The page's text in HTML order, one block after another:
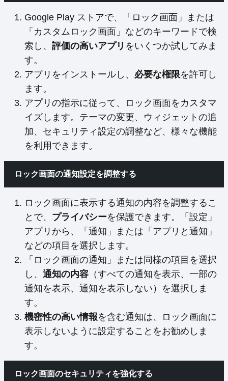
Google Play ストアで、「ロック画面」または
「カスタムロック画面」などのキーワードで検
索し、 評価の高いアプリ をいくつか試してみま
す。
アプリをインストールし、 必要な権限を許可し
ます。
アプリの指示に従って、ロック画面をカスタマ
イズします。テーマの変更、ウィジェットの追
加、セキュリティ設定の調整など、様々な機能
を利用できます。
ロック画面の通知設定を調整する
ロック画面に表示する通知の内容を調整するこ
とで、 プライバシーを保護できます。「設定」
アプリから、「通知」または「アプリと通知」
などの項目を選択します。
「ロック画面の通知」または同様の項目を選択
し、 通知の内容 （すべての通知を表示、一部の
通知を表示、通知を表示しない）を選択しま
す。
機密性の高い情報を含む通知は、ロック画面に
表示しないように設定することをお勧めしま
す。
ロック画面のセキュリティを強化する